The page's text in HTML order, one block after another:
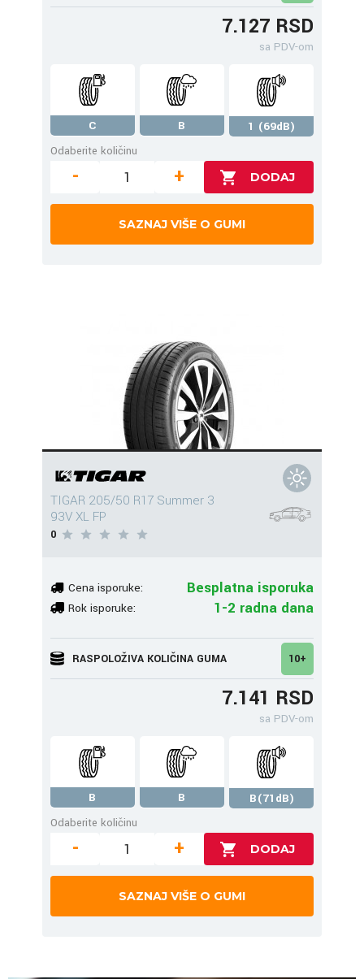
7.127 RSD
sa PDV-om
C B
1 (69dB)
Odaberite količinu
- +
SAZNAJ VIŠE O GUMI
TIGAR 205/50 R17 Summer 3
93V XL FP
0
Cena isporuke: Besplatna isporuka
Rok isporuke: 1-2 radna dana
RASPOLOŽIVA KOLIČINA GUMA 10+
7.141 RSD
sa PDV-om
B B
B(71dB)
Odaberite količinu
- +
SAZNAJ VIŠE O GUMI